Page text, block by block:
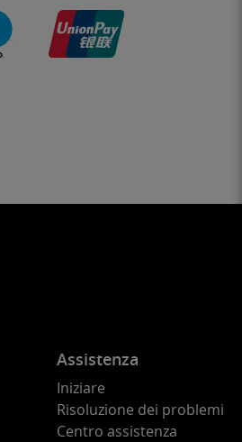
Assistenza
Iniziare
Risoluzione dei problemi
Centro assistenza